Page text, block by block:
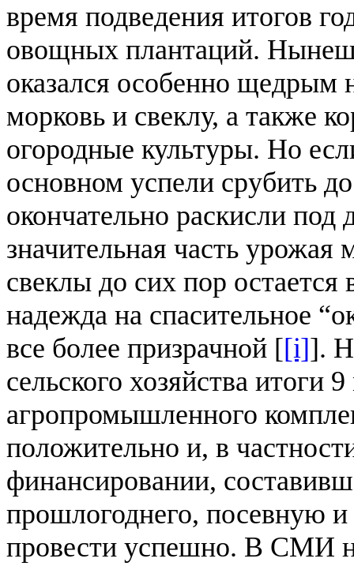
время подведения итогов
овощных плантаций.
оказался особенно щедрым
морковь и свеклу, а также
огородные культуры. Но
основном успели срубить
окончательно раскисли под
значительная часть урожая
свеклы до сих пор остается
надежда на спасительное
все более призрачной [[i]].
сельского хозяйства итоги
агропромышленного
положительно и, в
финансировании,
прошлогоднего, посевную
провести успешно. В СМИ